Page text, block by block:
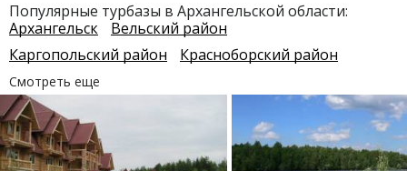
Популярные турбазы в Архангельской области:
Архангельск
Вельский район
Каргопольский район
Красноборский район
Смотреть еще